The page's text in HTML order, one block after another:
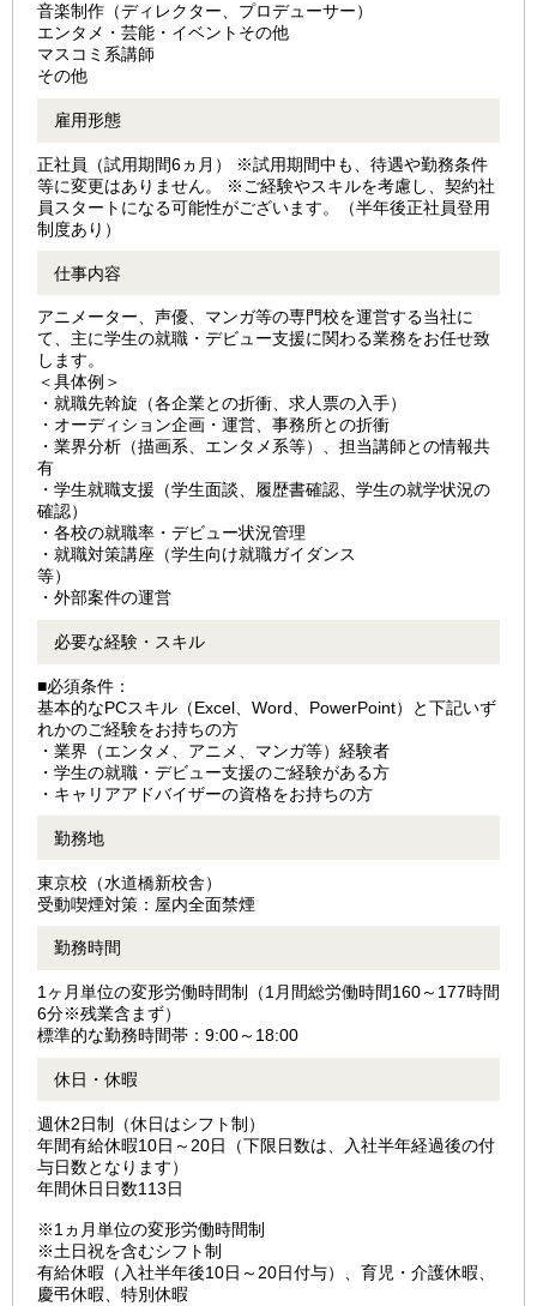
音楽制作（ディレクター、プロデューサー）
エンタメ・芸能・イベントその他
マスコミ系講師
その他
雇用形態
正社員（試用期間6ヵ月） ※試用期間中も、待遇や勤務条件
等に変更はありません。 ※ご経験やスキルを考慮し、契約社
員スタートになる可能性がございます。（半年後正社員登用
制度あり）
仕事内容
アニメーター、声優、マンガ等の専門校を運営する当社に
て、主に学生の就職・デビュー支援に関わる業務をお任せ致
します。
＜具体例＞
・就職先斡旋（各企業との折衝、求人票の入手）
・オーディション企画・運営、事務所との折衝
・業界分析（描画系、エンタメ系等）、担当講師との情報共
有
・学生就職支援（学生面談、履歴書確認、学生の就学状況の
確認）
・各校の就職率・デビュー状況管理
・就職対策講座（学生向け就職ガイダンス
等）
・外部案件の運営
必要な経験・スキル
■必須条件：
基本的なPCスキル（Excel、Word、PowerPoint）と下記いず
れかのご経験をお持ちの方
・業界（エンタメ、アニメ、マンガ等）経験者
・学生の就職・デビュー支援のご経験がある方
・キャリアアドバイザーの資格をお持ちの方
勤務地
東京校（水道橋新校舎）
受動喫煙対策：屋内全面禁煙
勤務時間
1ヶ月単位の変形労働時間制（1月間総労働時間160～177時間
6分※残業含まず）
標準的な勤務時間帯：9:00～18:00
休日・休暇
週休2日制（休日はシフト制）
年間有給休暇10日～20日（下限日数は、入社半年経過後の付
与日数となります）
年間休日日数113日
※1ヵ月単位の変形労働時間制
※土日祝を含むシフト制
有給休暇（入社半年後10日～20日付与）、育児・介護休暇、
慶弔休暇、特別休暇